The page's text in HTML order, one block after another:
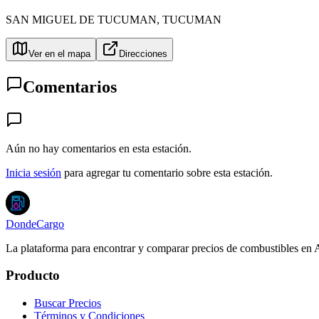
SAN MIGUEL DE TUCUMAN, TUCUMAN
Ver en el mapa Direcciones
Comentarios
Aún no hay comentarios en esta estación.
Inicia sesión para agregar tu comentario sobre esta estación.
DondeCargo
La plataforma para encontrar y comparar precios de combustibles en
Producto
Buscar Precios
Términos y Condiciones